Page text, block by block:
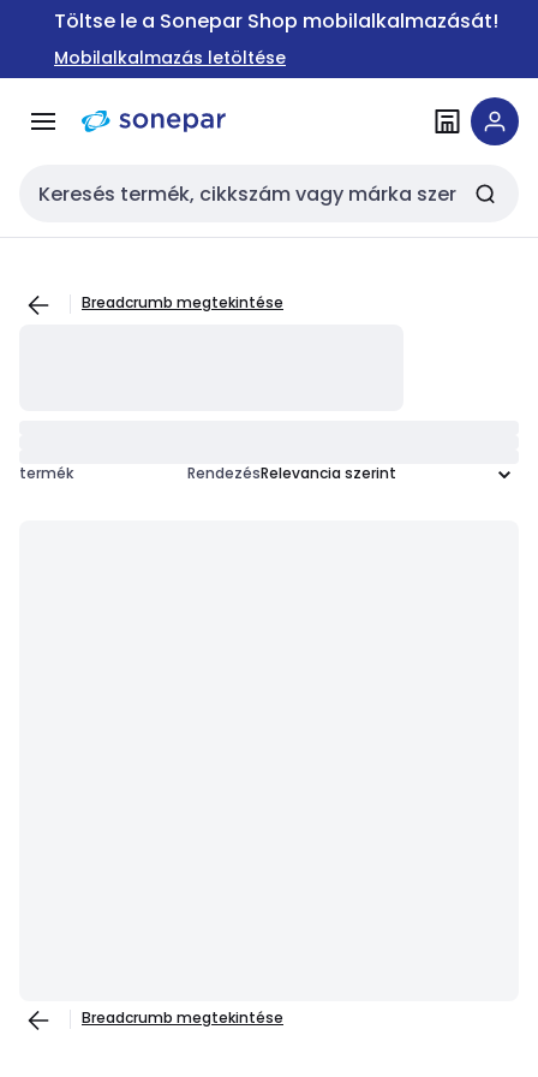
Ugrás a
Ugrás a
tartalomra
Töltse le a Sonepar Shop mobilalkalmazását!
Mobilalkalmazás letöltése
Keresési bemenet
Breadcrumb megtekintése
termék Rendezés
Breadcrumb megtekintése